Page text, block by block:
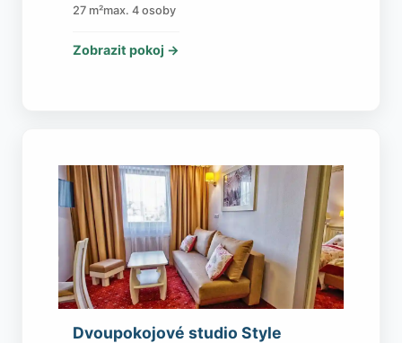
27 m²max. 4 osoby
Zobrazit pokoj →
Dvoupokojové studio Style